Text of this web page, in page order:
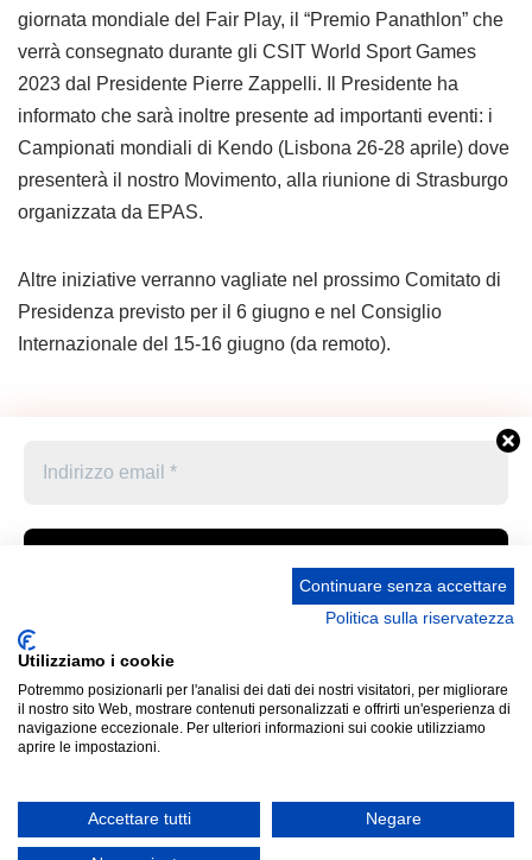
giornata mondiale del Fair Play, il “Premio Panathlon” che
verrà consegnato durante gli CSIT World Sport Games
2023 dal Presidente Pierre Zappelli. Il Presidente ha
informato che sarà inoltre presente ad importanti eventi: i
Campionati mondiali di Kendo (Lisbona 26-28 aprile) dove
presenterà il nostro Movimento, alla riunione di Strasburgo
organizzata da EPAS.
Altre iniziative verranno vagliate nel prossimo Comitato di
Presidenza previsto per il 6 giugno e nel Consiglio
Internazionale del 15-16 giugno (da remoto).
Accetto le condizioni generali e di ricevere le
newsletter
Cliccando qui sopra per inviare questo modulo, sei consapevole
e accetti che le informazioni che hai fornito verranno trasferite a
Panathlon-Fvg per il trattamento conformemente alle loro
Non inviamo spam! Leggi la nostra
Privacy Policy –
UNIONE STAMPA SPORTIVA ITALIANA GRUPPO
FRIULI VENEZIA GIULIA “MARCO LUCHETTA” Corso
Italia 13 34121 Trieste (Ts) Telefono 040 370371 Codice
Fiscale 80031170329 Mail: ussi_fvg@hotmail.com IBAN
Tempore: Umberto Sarcinelli (cf SRCMRT54L28I904X)
email: aas-privacy@gmail.com
Continuare senza accettare
Politica sulla riservatezza
Utilizziamo i cookie
Potremmo posizionarli per l'analisi dei dati dei nostri visitatori, per migliorare
il nostro sito Web, mostrare contenuti personalizzati e offrirti un'esperienza di
navigazione eccezionale. Per ulteriori informazioni sui cookie utilizziamo
aprire le impostazioni.
Accettare tutti Negare